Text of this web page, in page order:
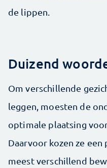
de lippen.
Duizend
Om verschillende
leggen, moesten de
optimale plaatsing
Daarvoor kozen ze
meest verschillend